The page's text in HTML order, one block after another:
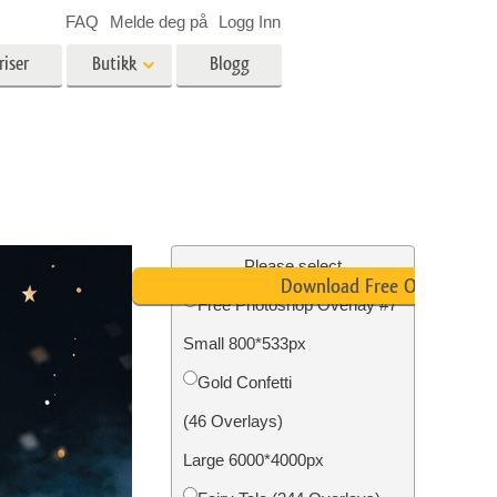
Foto restaurering
Butikk Blogg
FAQ Melde deg på Logg Inn
Please select
Free Photoshop Overlay #7
Small 800*533px
Gold Confetti
(46 Overlays)
Large 6000*4000px
Download Free Overlay